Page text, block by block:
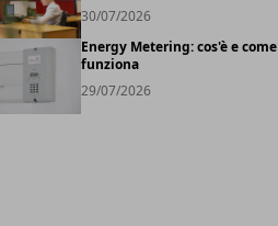
30/07/2026
Energy Metering: cos'è e come
funziona
29/07/2026